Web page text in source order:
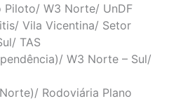
Piloto/ W3 Norte/ UnDF
Vila Vicentina/ Setor
TAS
W3 Norte – Sul/
Rodoviária Plano